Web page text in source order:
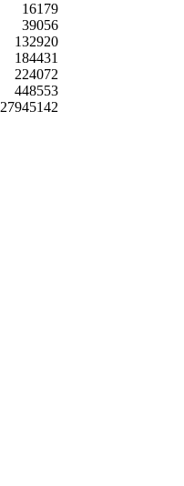
16179
39056
132920
184431
224072
448553
27945142